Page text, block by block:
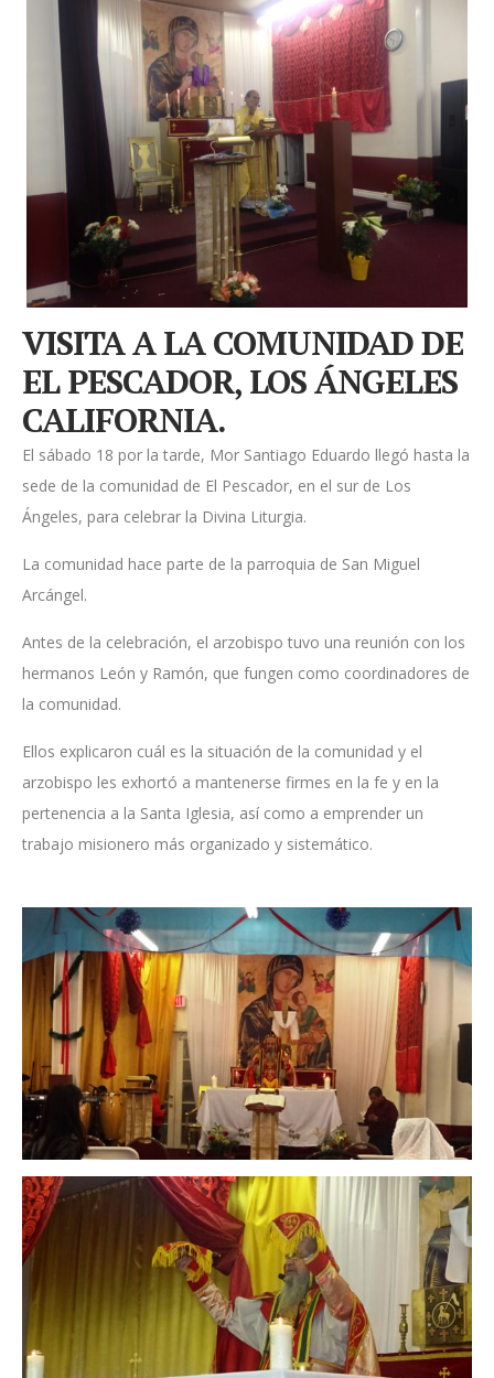
VISITA A LA COMUNIDAD DE
EL PESCADOR, LOS ÁNGELES
CALIFORNIA.
El sábado 18 por la tarde, Mor Santiago Eduardo llegó hasta la
sede de la comunidad de El Pescador, en el sur de Los
Ángeles, para celebrar la Divina Liturgia.
La comunidad hace parte de la parroquia de San Miguel
Arcángel.
Antes de la celebración, el arzobispo tuvo una reunión con los
hermanos León y Ramón, que fungen como coordinadores de
la comunidad.
Ellos explicaron cuál es la situación de la comunidad y el
arzobispo les exhortó a mantenerse firmes en la fe y en la
pertenencia a la Santa Iglesia, así como a emprender un
trabajo misionero más organizado y sistemático.